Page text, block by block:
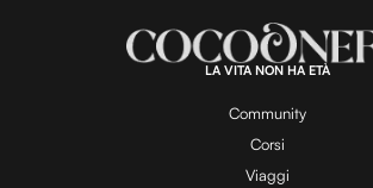
LA VITA NON HA ETÀ
Community
Corsi
Viaggi